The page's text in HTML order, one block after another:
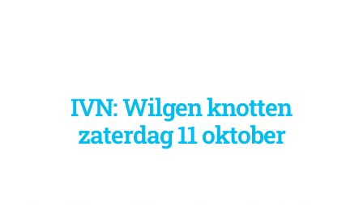
IVN: Wilgen knotten
zaterdag 11 oktober